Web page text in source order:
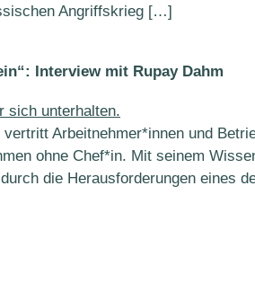
Angriffskrieg […]
Interview mit Rupay Dahm
Arbeitnehmer*innen und
ohne Chef*in. Mit seinem
die Herausforderungen eines